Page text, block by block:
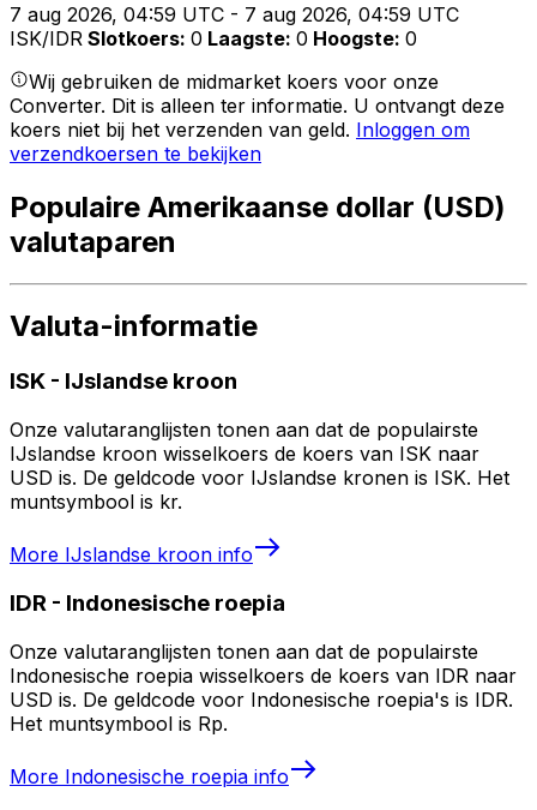
7 aug 2026, 04:59 UTC - 7 aug 2026, 04:59 UTC
ISK/IDR Slotkoers: 0 Laagste: 0 Hoogste: 0
Wij gebruiken de midmarket koers voor onze
Converter. Dit is alleen ter informatie. U ontvangt deze
koers niet bij het verzenden van geld. Inloggen om
verzendkoersen te bekijken
Populaire Amerikaanse dollar (USD)
valutaparen
Valuta-informatie
ISK - IJslandse kroon
Onze valutaranglijsten tonen aan dat de populairste
IJslandse kroon wisselkoers de koers van ISK naar
USD is. De geldcode voor IJslandse kronen is ISK. Het
muntsymbool is kr.
More IJslandse kroon info
IDR - Indonesische roepia
Onze valutaranglijsten tonen aan dat de populairste
Indonesische roepia wisselkoers de koers van IDR naar
USD is. De geldcode voor Indonesische roepia's is IDR.
Het muntsymbool is Rp.
More Indonesische roepia info